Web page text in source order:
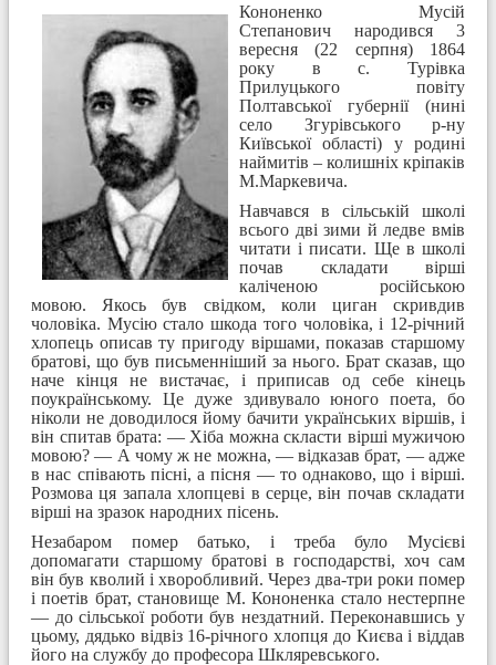
Кононенко Мусій
Степанович народився 3
вересня (22 серпня) 1864
року в с. Турівка
Прилуцького повіту
Полтавської губернії (нині
село Згурівського р-ну
Київської області) у родині
наймитів – колишніх кріпаків
М.Маркевича.
Навчався в сільській школі
всього дві зими й ледве вмів
читати і писати. Ще в школі
почав складати вірші
каліченою російською
мовою. Якось був свідком, коли циган скривдив
чоловіка. Мусію стало шкода того чоловіка, і 12-річний
хлопець описав ту пригоду віршами, показав старшому
братові, що був письменніший за нього. Брат сказав, що
наче кінця не вистачає, і приписав од себе кінець
поукраїнському. Це дуже здивувало юного поета, бо
ніколи не доводилося йому бачити українських віршів, і
він спитав брата: — Хіба можна скласти вірші мужичою
мовою? — А чому ж не можна, — відказав брат, — адже
в нас співають пісні, а пісня — то однаково, що і вірші.
Розмова ця запала хлопцеві в серце, він почав складати
вірші на зразок народних пісень.
Незабаром помер батько, і треба було Мусієві
допомагати старшому братові в господарстві, хоч сам
він був кволий і хворобливий. Через два-три роки помер
і поетів брат, становище М. Кононенка стало нестерпне
— до сільської роботи був нездатний. Переконавшись у
цьому, дядько відвіз 16-річного хлопця до Києва і віддав
його на службу до професора Шкляревського.